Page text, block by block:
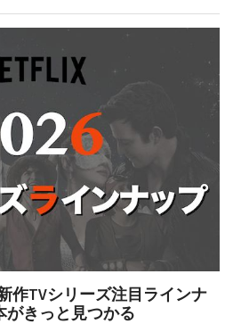
作TVシリーズ注目ラインナ
がきっと見つかる